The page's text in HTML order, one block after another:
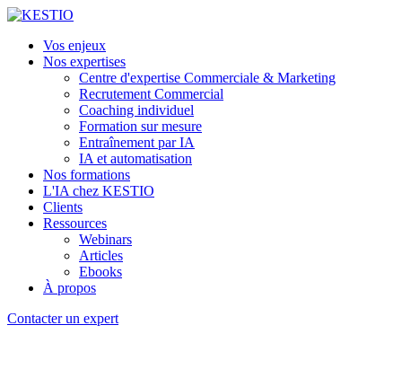
Vos enjeux
Nos expertises
Centre d'expertise Commerciale & Marketing
Recrutement Commercial
Coaching individuel
Formation sur mesure
Entraînement par IA
IA et automatisation
Nos formations
L'IA chez KESTIO
Clients
Ressources
Webinars
Articles
Ebooks
À propos
Contacter un expert